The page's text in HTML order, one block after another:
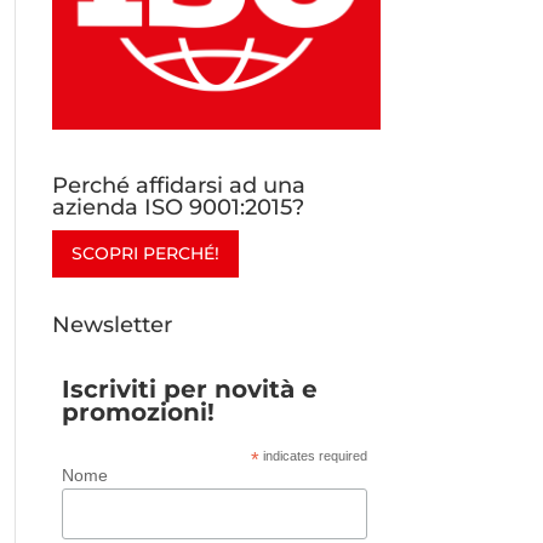
Perché affidarsi ad una
azienda ISO 9001:2015?
SCOPRI PERCHÉ!
Newsletter
Iscriviti per novità e
promozioni!
* indicates required
Nome